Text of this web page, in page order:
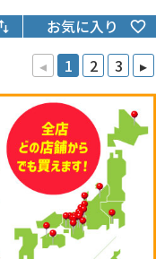
お気に入り
◂ 1 2 3 ▸